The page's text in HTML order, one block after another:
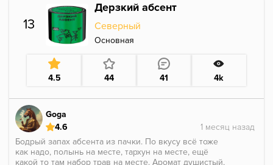
привкус, или даже драже тик так, это не
натуральный вкус фрукта.
Если нравятся апельсиновые конфетки, вам
понравится, но если хотите именно сам фрукт, этот
понравился.
13
Дерзкий абсент
Северный
Основная
4.5 44 41 4k
Goga
4.6
Бодрый запах абсента из пачки. По вкусу всё тоже
как надо, полынь на месте, тархун на месте, ещё
какой то там набор трав на месте. Аромат душистый,